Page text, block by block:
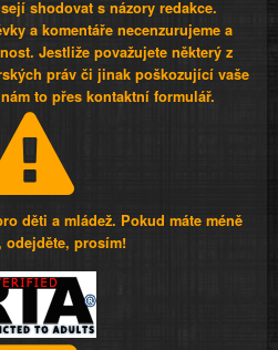
shodovat s názory redakce.
a komentáře necenzurujeme a
Jestliže považujete některý z
práv či jinak poškozující vaše
to přes kontaktní formulář.
děti a mládež. Pokud máte méně
odejděte, prosím!